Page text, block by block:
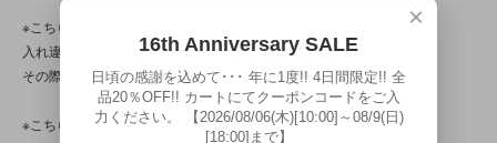
※こちらの商品は店頭でも販売しています。
入れ違いで完売してしまう場合がございます。
その際はご容赦下さいませ。
※こちらの商品は、中古品です。
×
16th Anniversary SALE
日頃の感謝を込めて･･･ 年に1度!! 4日間限定!! 全
品20％OFF!! カートにてクーポンコードをご入
力ください。 【2026/08/06(木)[10:00]～08/9(日)
[18:00]まで】